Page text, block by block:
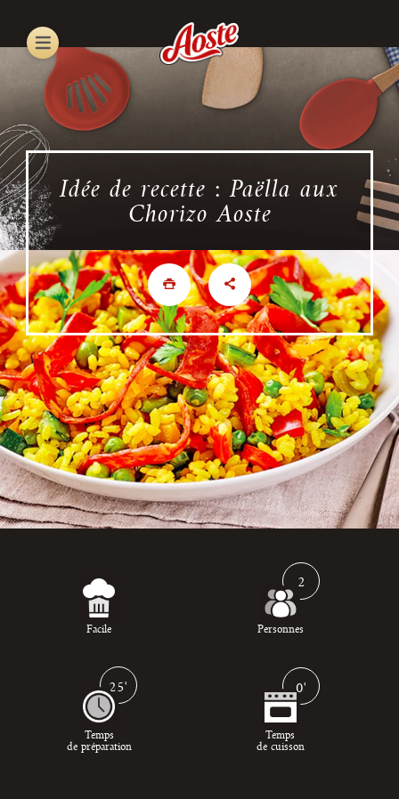
main
content
Idée de recette : Paëlla aux
Chorizo Aoste
Facile
2
Personnes
25'
Temps
de préparation
0'
Temps
de cuisson